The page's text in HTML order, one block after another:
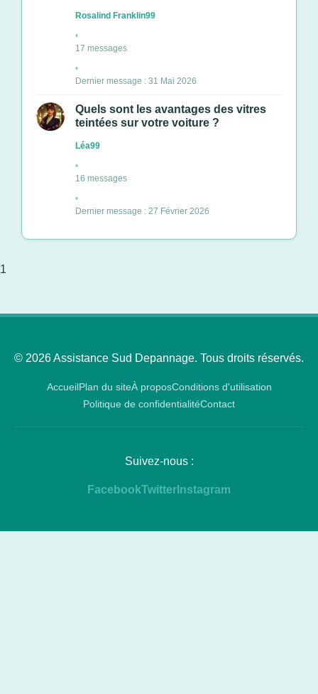
Rosalind Franklin99
17 messages
Dernier message : 31 Mai 2026
Quels sont les avantages des vitres
teintées sur votre voiture ?
Léa99
16 messages
Dernier message : 27 Février 2026
1
© 2026 Assistance Sud Depannage. Tous droits réservés.
AccueilPlan du siteÀ proposConditions d'utilisation
Politique de confidentialitéContact
Suivez-nous :
FacebookTwitter Instagram